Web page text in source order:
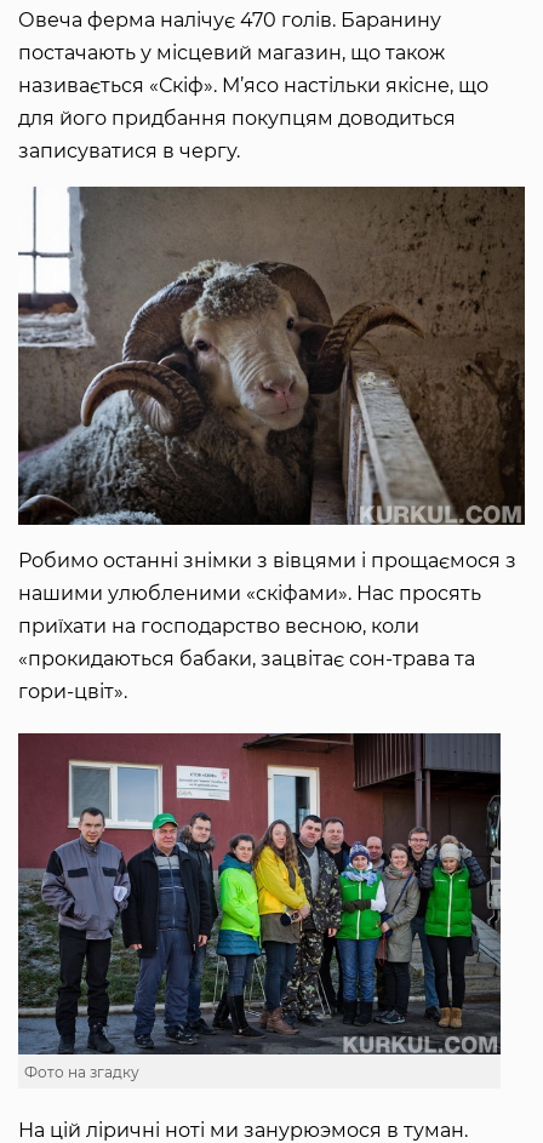
Овеча ферма налічує 470 голів. Баранину
постачають у місцевий магазин, що також
називається «Скіф». М’ясо настільки якісне, що
для його придбання покупцям доводиться
записуватися в чергу.
Робимо останні знімки з вівцями і прощаємося з
нашими улюбленими «скіфами». Нас просять
приїхати на господарство весною, коли
«прокидаються бабаки, зацвітає сон-трава та
гори-цвіт».
Фото на згадку
На цій ліричні ноті ми занурюэмося в туман.